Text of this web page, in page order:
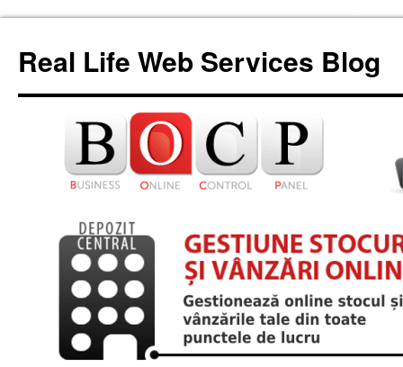
content
Real Life Web Services Blog